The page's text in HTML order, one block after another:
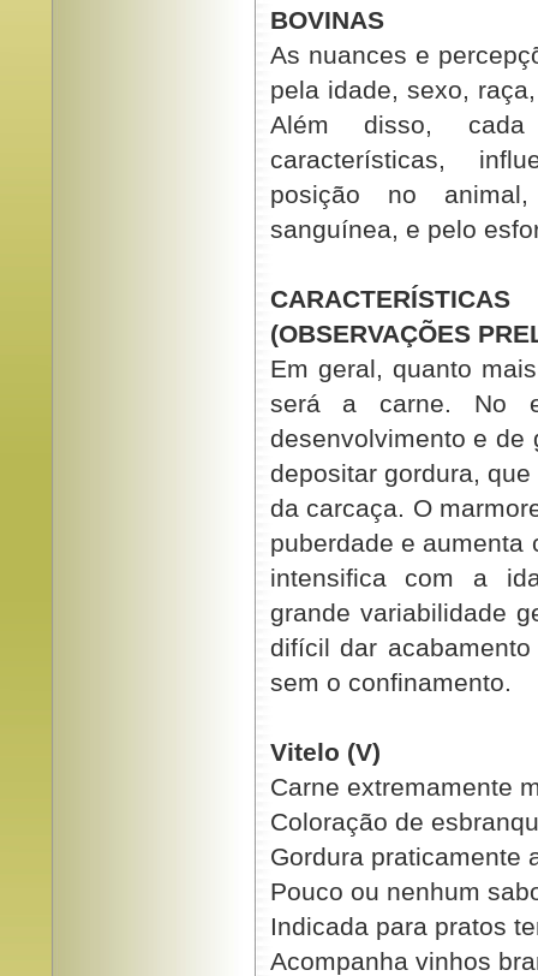
BOVINAS
As nuances e
pela idade, sexo,
Além disso,
características,
posição no
sanguínea, e pelo
(OBSERVAÇÕES
Em geral, quanto
será a carne. No
desenvolvimento e de
depositar gordura,
da carcaça. O
puberdade e aumenta
intensifica com a
grande variabilidade
difícil dar
sem o confinamento.
Vitelo (V)
Carne extremamente
Coloração de
Gordura praticamente
Pouco ou nenhum
Indicada para pratos
Acompanha vinhos